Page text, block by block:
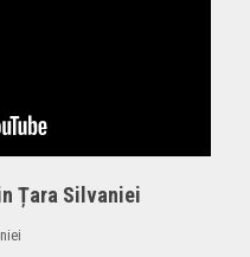
Țara Silvaniei